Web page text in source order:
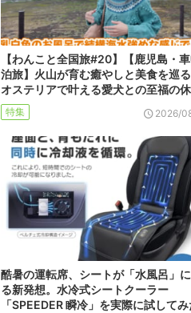
【わんこと全国旅#20】【鹿児島・
泊旅】火山が育む癒やしと美食を巡る
オステリアで叶える愛犬との至福の
特集 2026/
酷暑の運転席、シートが「水風呂」
る新発想。水冷式シートクーラー
「SPEEDER 瞬冷」を実際に試してみ